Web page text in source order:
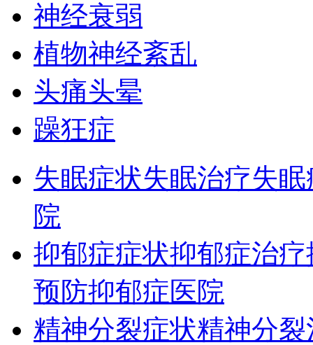
神经衰弱
植物神经紊乱
头痛头晕
躁狂症
失眠症状失眠治疗失
院
抑郁症症状抑郁症治疗
预防抑郁症医院
精神分裂症状精神分裂